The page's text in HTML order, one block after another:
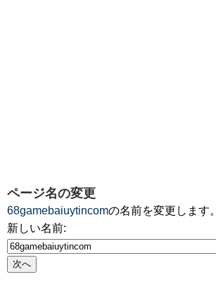
ページ名の変更
68gamebaiuytincomの名前を変更します。
新しい名前: